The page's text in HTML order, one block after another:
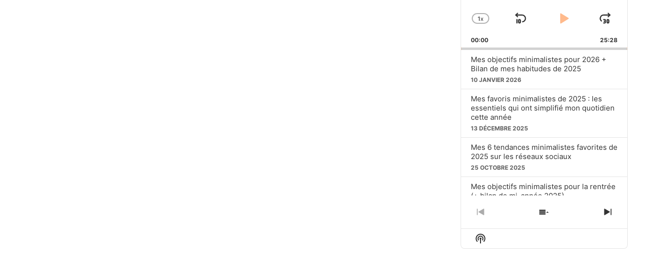
CHANGE
RATE
1X
SKIP
BACKWARD
PLAY
PAUSE
JUMP
00:00 25:28
Mes objectifs minimalistes pour 2026 +
Bilan de mes habitudes de 2025
10 JANVIER 2026
Mes favoris minimalistes de 2025 : les
essentiels qui ont simplifié mon quotidien
cette année
13 DÉCEMBRE 2025
Mes 6 tendances minimalistes favorites de
2025 sur les réseaux sociaux
25 OCTOBRE 2025
Mes objectifs minimalistes pour la rentrée
(+ bilan de mi-année 2025)
20 SEPTEMBRE 2025
j’utilise toujours en tant que minimaliste
PREVIOUS
EPISODE
SHOW
EPISODES
NEXT
Show
Podcast